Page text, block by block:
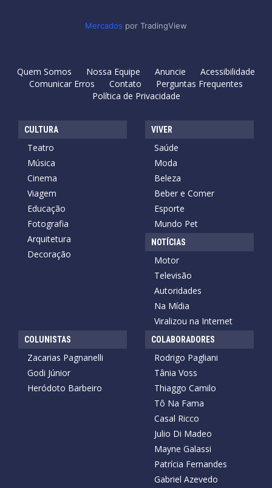
Mercados por TradingView
Quem Somos Nossa Equipe Anuncie
Acessibilidade
Comunicar Erros
Contato
Perguntas Frequentes
Política de Privacidade
CULTURA
Teatro
Música
Cinema
Viagem
Educação
Fotografia
Arquitetura
Decoração
VIVER
Saúde
Moda
Beleza
Beber e Comer
Esporte
Mundo Pet
NOTÍCIAS
Motor
Televisão
Autoridades
Na Mídia
Viralizou na Internet
COLUNISTAS
Zacarias Pagnanelli
Godi Júnior
Heródoto Barbeiro
COLABORADORES
Rodrigo Pagliani
Tânia Voss
Thiaggo Camilo
Tô Na Fama
Casal Ricco
Julio Di Madeo
Mayne Galassi
Patrícia Fernandes
Gabriel Azevedo